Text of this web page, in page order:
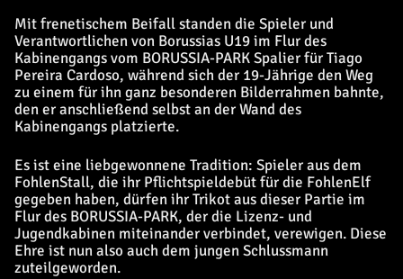
Mit frenetischem Beifall standen die Spieler und
Verantwortlichen von Borussias U19 im Flur des
Kabinengangs vom BORUSSIA-PARK Spalier für Tiago
Pereira Cardoso, während sich der 19-Jährige den Weg
zu einem für ihn ganz besonderen Bilderrahmen bahnte,
den er anschließend selbst an der Wand des
Kabinengangs platzierte.
Es ist eine liebgewonnene Tradition: Spieler aus dem
FohlenStall, die ihr Pflichtspieldebüt für die FohlenElf
gegeben haben, dürfen ihr Trikot aus dieser Partie im
Flur des BORUSSIA-PARK, der die Lizenz- und
Jugendkabinen miteinander verbindet, verewigen. Diese
Ehre ist nun also auch dem jungen Schlussmann
zuteilgeworden.